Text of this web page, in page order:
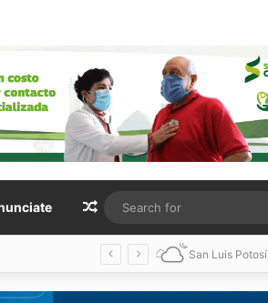
Random Article
San Luis Potosí